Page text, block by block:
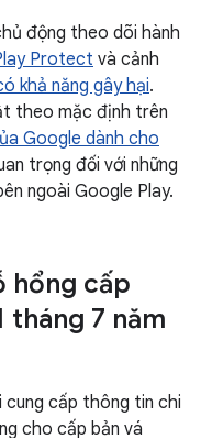
động theo dõi hành
Protect và cảnh
khả năng gây hại.
theo mặc định trên
Google dành cho
trọng đối với những
ngoài Google Play.
hổng cấp
tháng 7 năm
cung cấp thông tin chi
cho cấp bản vá